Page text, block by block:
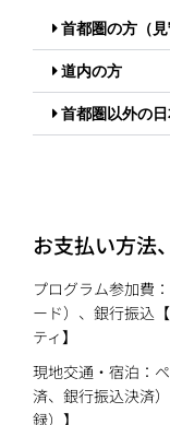
首都圏の方（見
道内の方
首都圏以外の
お支払い方法
プログラム参加費
ード）、銀行振込
ティ】
現地交通・宿泊：
済、銀行振込決済
録）】